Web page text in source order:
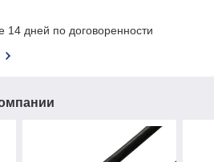
14 дней по договоренности